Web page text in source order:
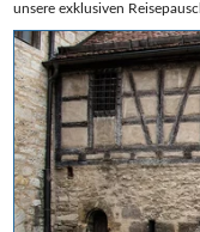
unsere exklusiven